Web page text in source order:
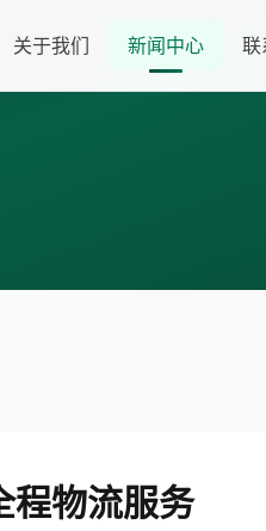
关于我们 新闻中心 联
程物流服务